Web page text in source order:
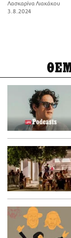
Λασκαρίνα Λιακάκου
3.8.2024